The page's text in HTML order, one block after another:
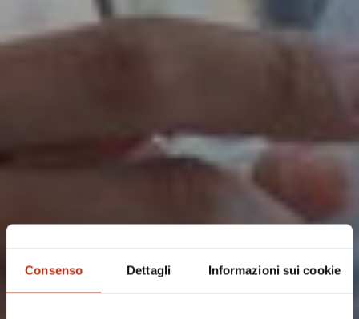
Consenso Dettagli Informazioni sui cookie